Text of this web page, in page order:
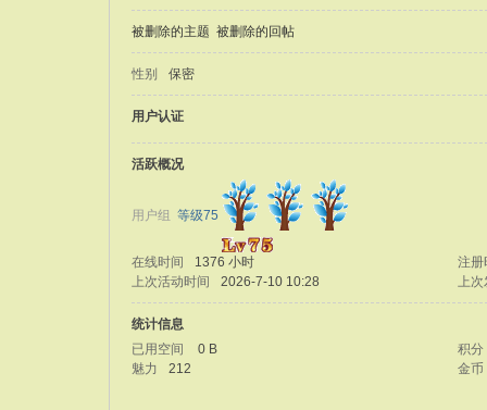
被删除的主题 被删除的回帖
性别 保密
用户认证
活跃概况
用户组 等级75
在线时间 1376 小时
注册
上次活动时间
2026-7-10 10:28 上次
统计信息
已用空间
0 B
积分
魅力
212 金币